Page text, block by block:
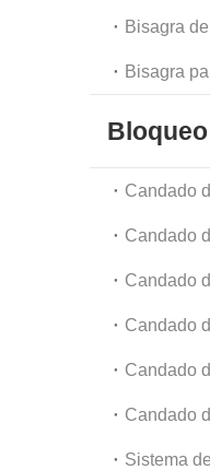
Bisagra
Bisagra
Candado
Candado
Candado
Sistema